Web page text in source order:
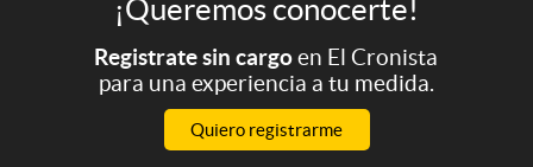
¡Queremos conocerte!
Registrate sin cargoen El Cronista
para una experiencia a tu medida.
Quiero registrarme